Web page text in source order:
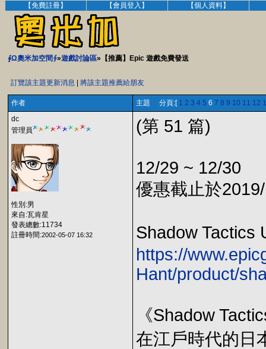
【免費註冊】 【會員登入】 【個人資料】
∮Ω奧米加空間∮»遊戲討論區»【推薦】Epic 遊戲免費發送
訂覽該主題更新消息 將該主題推薦給朋友
作者 主題 分頁:[ 1 2 3 4 5 6 7 8 9 10 11 12
dc
管理員
性別:男
來自:瓦肯星
發表總數:11734
註冊時間:2002-05-07 16:32
(第 51 篇)
12/29 ~ 12/30
優惠截止於
Shadow Tactics
https://
Hant/product/
《Shadow
在江戶時代的日